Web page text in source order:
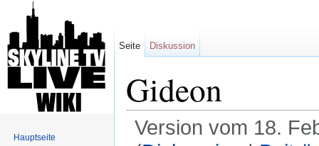
Gideon
Version vom 18.
Seite Diskussion
Hauptseite